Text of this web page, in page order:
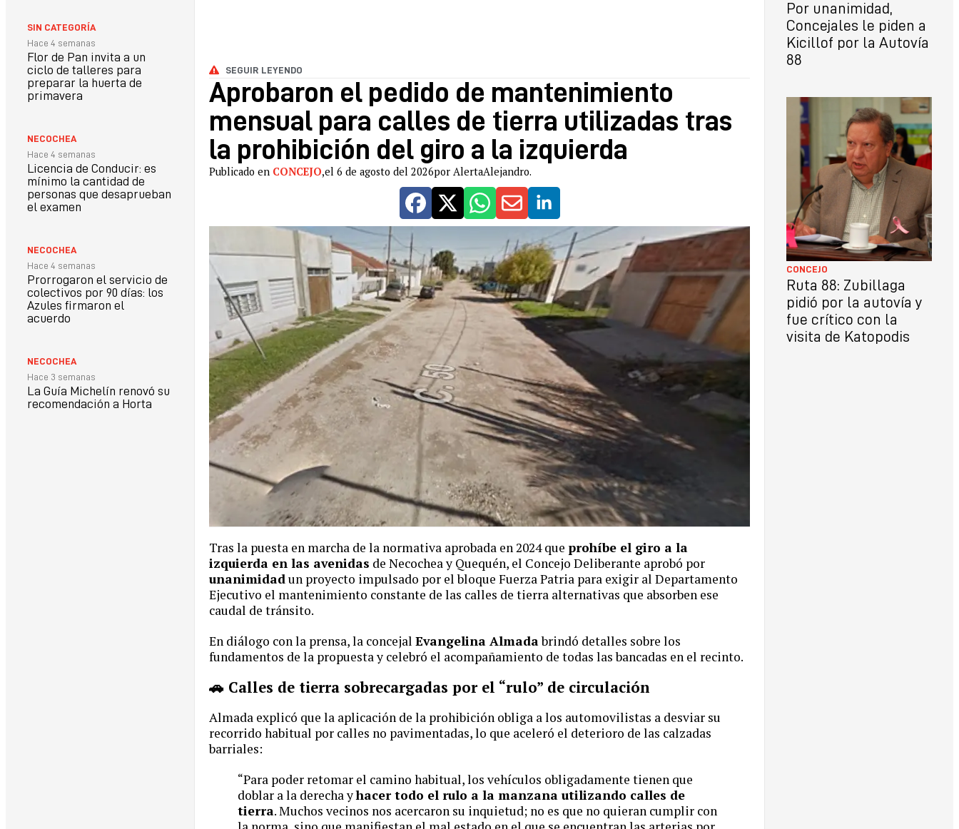
Por unanimidad,
Concejales le piden a
Kicillof por la Autovía
88
CONCEJO
Ruta 88: Zubillaga
pidió por la autovía y
fue crítico con la
visita de Katopodis
SIN CATEGORÍA
Hace 4 semanas
Flor de Pan invita a un
ciclo de talleres para
preparar la huerta de
primavera
NECOCHEA
Hace 4 semanas
Licencia de Conducir: es
mínimo la cantidad de
personas que desaprueban
el examen
NECOCHEA
Hace 4 semanas
Prorrogaron el servicio de
colectivos por 90 días: los
Azules firmaron el
acuerdo
NECOCHEA
Hace 3 semanas
La Guía Michelín renovó su
recomendación a Horta
SEGUIR LEYENDO
Aprobaron el pedido de mantenimiento
mensual para calles de tierra utilizadas tras
la prohibición del giro a la izquierda
Publicado en CONCEJO,el 6 de agosto del 2026por AlertaAlejandro.
Tras la puesta en marcha de la normativa aprobada en 2024 que prohíbe el giro a la
izquierda en las avenidas de Necochea y Quequén, el Concejo Deliberante aprobó por
unanimidadun proyecto impulsado por el bloque Fuerza Patria para exigir al Departamento
Ejecutivo el mantenimiento constante de las calles de tierra alternativas que absorben ese
caudal de tránsito.
En diálogo con la prensa, la concejal Evangelina Almadabrindó detalles sobre los
fundamentos de la propuesta y celebró el acompañamiento de todas las bancadas en el recinto.
🚗 Calles de tierra sobrecargadas por el “rulo” de circulación
Almada explicó que la aplicación de la prohibición obliga a los automovilistas a desviar su
recorrido habitual por calles no pavimentadas, lo que aceleró el deterioro de las calzadas
barriales:
“Para poder retomar el camino habitual, los vehículos obligadamente tienen que
doblar a la derecha yhacer todo el rulo a la manzana utilizando calles de
tierra. Muchos vecinos nos acercaron su inquietud; no es que no quieran cumplir con